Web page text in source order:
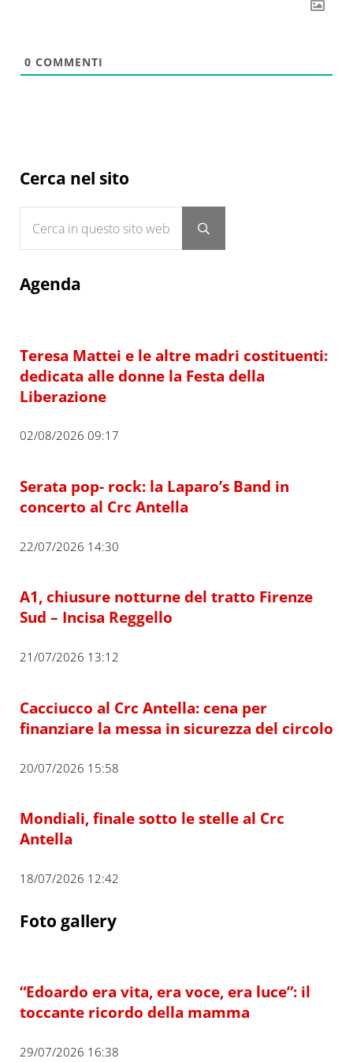
0 COMMENTI
Sidebar
Cerca nel sito
Submit search
Agenda
Teresa Mattei e le altre madri costituenti:
dedicata alle donne la Festa della
Liberazione
02/08/2026 09:17
Serata pop- rock: la Laparo’s Band in
concerto al Crc Antella
22/07/2026 14:30
A1, chiusure notturne del tratto Firenze
Sud – Incisa Reggello
21/07/2026 13:12
Cacciucco al Crc Antella: cena per
finanziare la messa in sicurezza del circolo
20/07/2026 15:58
Mondiali, finale sotto le stelle al Crc
Antella
18/07/2026 12:42
Foto gallery
“Edoardo era vita, era voce, era luce”: il
toccante ricordo della mamma
29/07/2026 16:38